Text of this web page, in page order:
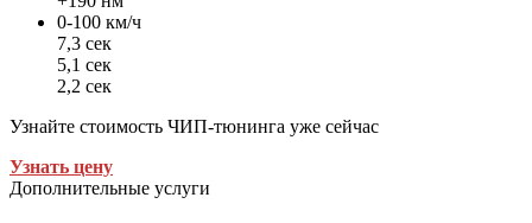
0-100 км/ч
7,3 сек
5,1 сек
2,2 сек
Узнайте стоимость ЧИП-тюнинга уже сейчас
Узнать цену
Дополнительные услуги